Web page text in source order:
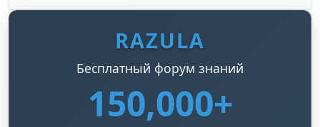
RAZULA
Бесплатный форум знаний
150,000+